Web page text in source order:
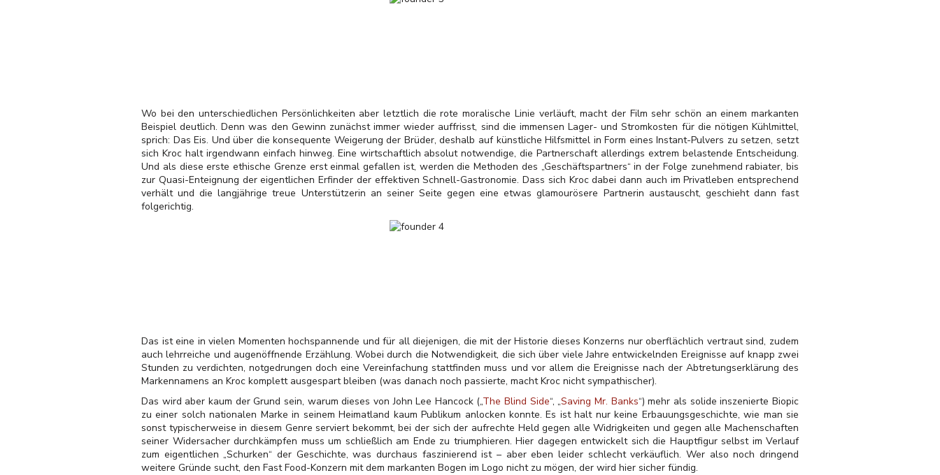
Wo bei den unterschiedlichen Persönlichkeiten aber letztlich die rote moralische Linie verläuft, macht der Film sehr schön an einem markanten
Beispiel deutlich. Denn was den Gewinn zunächst immer wieder auffrisst, sind die immensen Lager- und Stromkosten für die nötigen Kühlmittel,
sprich: Das Eis. Und über die konsequente Weigerung der Brüder, deshalb auf künstliche Hilfsmittel in Form eines Instant-Pulvers zu setzen, setzt
sich Kroc halt irgendwann einfach hinweg. Eine wirtschaftlich absolut notwendige, die Partnerschaft allerdings extrem belastende Entscheidung.
Und als diese erste ethische Grenze erst einmal gefallen ist, werden die Methoden des „Geschäftspartners“ in der Folge zunehmend rabiater, bis
zur Quasi-Enteignung der eigentlichen Erfinder der effektiven Schnell-Gastronomie. Dass sich Kroc dabei dann auch im Privatleben entsprechend
verhält und die langjährige treue Unterstützerin an seiner Seite gegen eine etwas glamourösere Partnerin austauscht, geschieht dann fast
folgerichtig.
Das ist eine in vielen Momenten hochspannende und für all diejenigen, die mit der Historie dieses Konzerns nur oberflächlich vertraut sind, zudem
auch lehrreiche und augenöffnende Erzählung. Wobei durch die Notwendigkeit, die sich über viele Jahre entwickelnden Ereignisse auf knapp zwei
Stunden zu verdichten, notgedrungen doch eine Vereinfachung stattfinden muss und vor allem die Ereignisse nach der Abtretungserklärung des
Markennamens an Kroc komplett ausgespart bleiben (was danach noch passierte, macht Kroc nicht sympathischer).
Das wird aber kaum der Grund sein, warum dieses von John Lee Hancock („The Blind Side“, „Saving Mr. Banks“) mehr als solide inszenierte Biopic
zu einer solch nationalen Marke in seinem Heimatland kaum Publikum anlocken konnte. Es ist halt nur keine Erbauungsgeschichte, wie man sie
sonst typischerweise in diesem Genre serviert bekommt, bei der sich der aufrechte Held gegen alle Widrigkeiten und gegen alle Machenschaften
seiner Widersacher durchkämpfen muss um schließlich am Ende zu triumphieren. Hier dagegen entwickelt sich die Hauptfigur selbst im Verlauf
zum eigentlichen „Schurken“ der Geschichte, was durchaus faszinierend ist – aber eben leider schlecht verkäuflich. Wer also noch dringend
weitere Gründe sucht, den Fast Food-Konzern mit dem markanten Bogen im Logo nicht zu mögen, der wird hier sicher fündig.